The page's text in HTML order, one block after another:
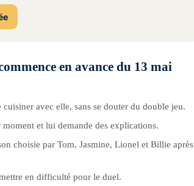
en avance du 13 mai
avec elle, sans se douter du double jeu.
moment et lui demande des explications.
choisie par Tom, Jasmine, Lionel et Billie après
en difficulté pour le duel.